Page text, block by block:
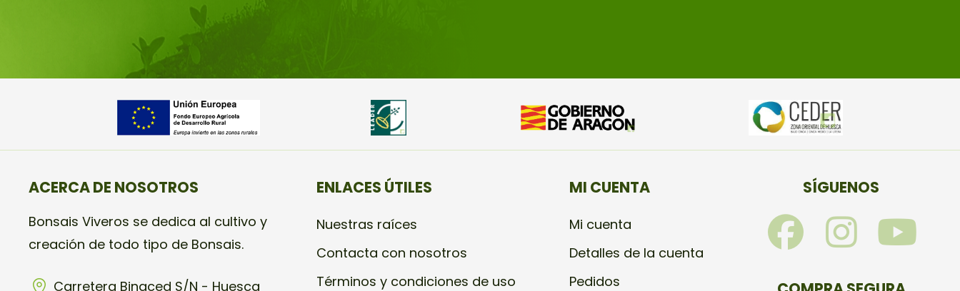
ACERCA DE NOSOTROS
Bonsais Viveros se dedica al cultivo y
creación de todo tipo de Bonsais.
Carretera Binaced S/N - Huesca
ENLACES ÚTILES
Nuestras raíces
Contacta con nosotros
Términos y condiciones de uso
MI CUENTA
Mi cuenta
Detalles de la cuenta
Pedidos
SÍGUENOS
F
a
I
n
Y